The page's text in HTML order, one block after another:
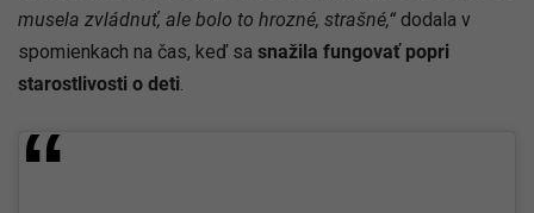
musela zvládnuť, ale bolo to hrozné, strašné,“ dodala v
spomienkach na čas, keď sa snažila fungovať popri
starostlivosti o deti